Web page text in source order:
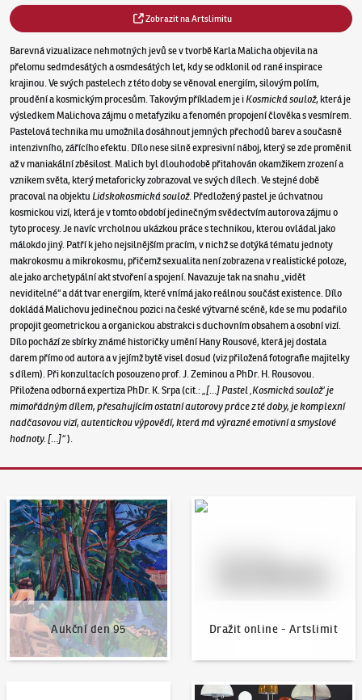
Zobrazit na Artslimitu
Barevná vizualizace nehmotných jevů se v tvorbě Karla Malicha objevila na
přelomu sedmdesátých a osmdesátých let, kdy se odklonil od rané inspirace
krajinou. Ve svých pastelech z této doby se věnoval energiím, silovým polím,
proudění a kosmickým procesům. Takovým příkladem je i Kosmická soulož, která je
výsledkem Malichova zájmu o metafyziku a fenomén propojení člověka s vesmírem.
Pastelová technika mu umožnila dosáhnout jemných přechodů barev a současně
intenzivního, zářícího efektu. Dílo nese silně expresivní náboj, který se zde proměnil
až v maniakální zběsilost. Malich byl dlouhodobě přitahován okamžikem zrození a
vznikem světa, který metaforicky zobrazoval ve svých dílech. Ve stejné době
pracoval na objektu Lidskokosmická soulož. Předložený pastel je úchvatnou
kosmickou vizí, která je v tomto období jedinečným svědectvím autorova zájmu o
tyto procesy. Je navíc vrcholnou ukázkou práce s technikou, kterou ovládal jako
málokdo jiný. Patří k jeho nejsilnějším pracím, v nichž se dotýká tématu jednoty
makrokosmu a mikrokosmu, přičemž sexualita není zobrazena v realistické poloze,
ale jako archetypální akt stvoření a spojení. Navazuje tak na snahu „vidět
neviditelné“ a dát tvar energiím, které vnímá jako reálnou součást existence. Dílo
dokládá Malichovu jedinečnou pozici na české výtvarné scéně, kde se mu podařilo
propojit geometrickou a organickou abstrakci s duchovním obsahem a osobní vizí.
Dílo pochází ze sbírky známé historičky umění Hany Rousové, která jej dostala
darem přímo od autora a v jejímž bytě visel dosud (viz přiložená fotografie majitelky
s dílem). Při konzultacích posouzeno prof. J. Zeminou a PhDr. H. Rousovou.
Přiložena odborná expertiza PhDr. K. Srpa (cit.: „[…] Pastel ‚Kosmická soulož‘ je
mimořádným dílem, přesahujícím ostatní autorovy práce z té doby, je komplexní
nadčasovou vizí, autentickou výpovědí, která má výrazné emotivní a smyslové
hodnoty. […]“).
Aukční den 95
Aukční den 95
Dražit online - Artslimit
Dražit online - Artslimit
Aktuality